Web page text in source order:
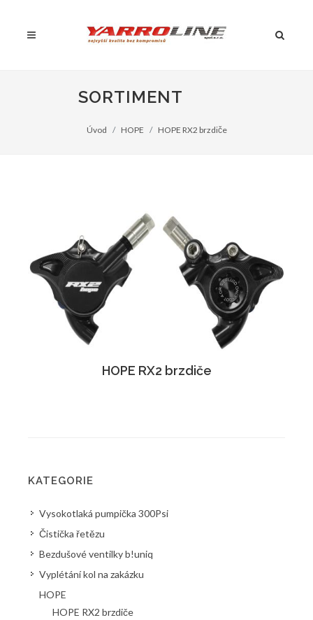
SORTIMENT
Úvod HOPE HOPE RX2 brzdiče
HOPE RX2 brzdiče
KATEGORIE
Vysokotlaká pumpička 300Psi
Čistička řetězu
Bezdušové ventilky b!uniq
Vyplétání kol na zakázku
HOPE
HOPE RX2 brzdiče